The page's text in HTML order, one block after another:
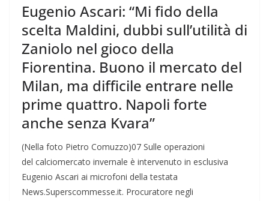
Eugenio Ascari: “Mi fido della
scelta Maldini, dubbi sull’utilità di
Zaniolo nel gioco della
Fiorentina. Buono il mercato del
Milan, ma difficile entrare nelle
prime quattro. Napoli forte
anche senza Kvara”
(Nella foto Pietro Comuzzo)07 Sulle operazioni
del calciomercato invernale è intervenuto in esclusiva
Eugenio Ascari ai microfoni della testata
News.Superscommesse.it. Procuratore negli